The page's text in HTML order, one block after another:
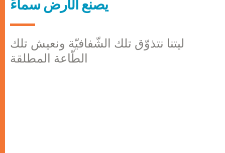
يصنع الأرض سماءً
ليتنا نتذوّق تلك الشّفافيّة ونعيش تلك
الطّاعة المطلقة